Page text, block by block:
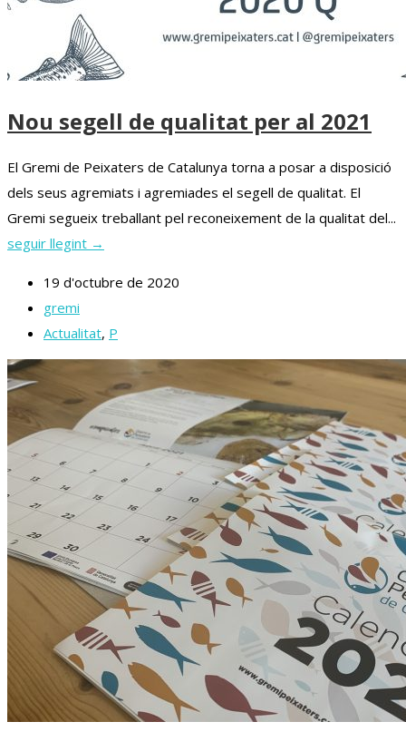
Nou segell de qualitat per al 2021
El Gremi de Peixaters de Catalunya torna a posar a disposició
dels seus agremiats i agremiades el segell de qualitat. El
Gremi segueix treballant pel reconeixement de la qualitat del...
seguir llegint →
19 d'octubre de 2020
gremi
Actualitat, P